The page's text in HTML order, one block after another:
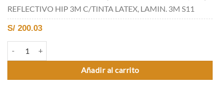
REFLECTIVO HIP 3M C/TINTA LATEX, LAMIN. 3M S11
S/ 200.03
R-45A NO MONTACARGA cantidad
Añadir al carrito